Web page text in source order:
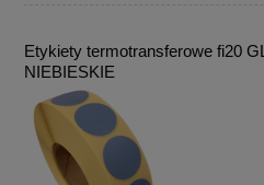
Etykiety termotransferowe fi20
NIEBIESKIE